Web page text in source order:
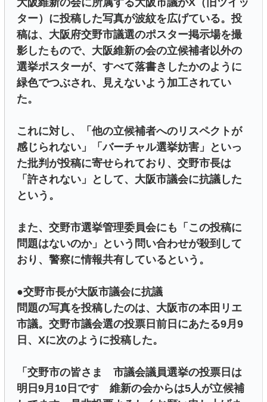
大阪維新の会に所属する大阪市議がX（旧ツイッ
ター）に投稿した写真が波紋を広げている。投
稿は、大阪府交野市議選のポスター掲示場を撮
影したもので、大阪維新の会の立候補者以外の
選挙ポスターが、すべて落書きしたかのように
緑色でつぶされ、見えないよう加工されてい
た。
これに対し、「他の立候補者へのリスペクトが
感じられない」「バーチャル選挙妨害」といっ
た批判が投稿に寄せられており、交野市長は
「許されない」として、大阪市議会に抗議した
という。
また、交野市選挙管理委員会にも「この投稿に
問題はないのか」という問い合わせが殺到して
おり、警察に情報共有しているという。
●交野市長が大阪市議会に抗議
問題の写真を投稿したのは、大阪市の本田リエ
市議。交野市議会選の投票日前日にあたる9月9
日、Xに次のように投稿した。
「交野市の皆さま 市議会議員選挙の投票日は
明日9月10日です 維新の会からは5人が立候補